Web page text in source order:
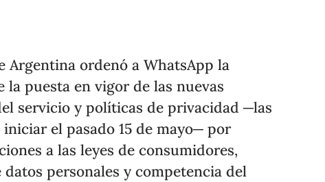
Argentina ordenó a WhatsApp la
la puesta en vigor de las nuevas
servicio y políticas de privacidad ─las
el pasado 15 de mayo─ por
a las leyes de consumidores,
personales y competencia del